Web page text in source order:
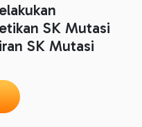
SK Mutasi
SK Mutasi